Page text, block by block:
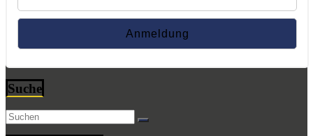
Suche